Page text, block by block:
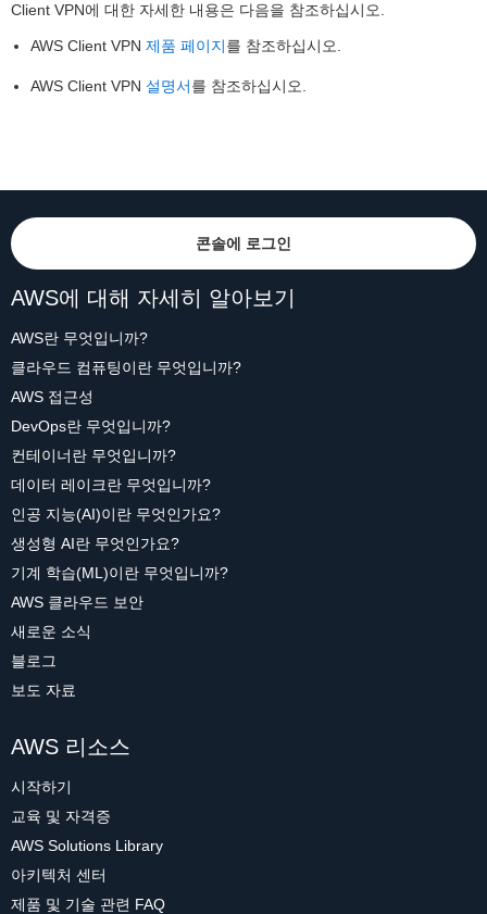
Client VPN에 대한 자세한 내용은 다음을 참조하십시오.
AWS Client VPN 제품 페이지를 참조하십시오.
AWS Client VPN 설명서를 참조하십시오.
콘솔에 로그인
AWS에 대해 자세히 알아보기
AWS란 무엇입니까?
클라우드 컴퓨팅이란 무엇입니까?
AWS 접근성
DevOps란 무엇입니까?
컨테이너란 무엇입니까?
데이터 레이크란 무엇입니까?
인공 지능(AI)이란 무엇인가요?
생성형 AI란 무엇인가요?
기계 학습(ML)이란 무엇입니까?
AWS 클라우드 보안
새로운 소식
블로그
보도 자료
AWS 리소스
시작하기
교육 및 자격증
AWS Solutions Library
아키텍처 센터
제품 및 기술 관련 FAQ